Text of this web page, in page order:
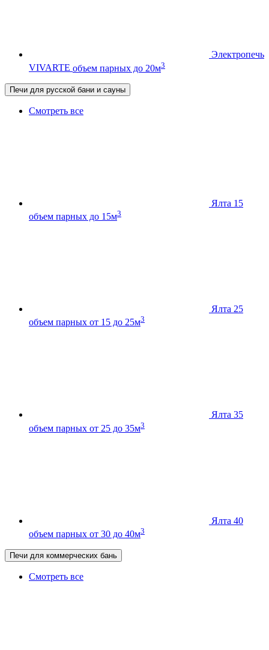
Электропечь
VIVARTE объем парных до 20м3
Печи для русской бани и сауны
Смотреть все
Ялта 15
объем парных до 15м3
Ялта 25
объем парных от 15 до 25м3
Ялта 35
объем парных от 25 до 35м3
Ялта 40
объем парных от 30 до 40м3
Печи для коммерческих бань
Смотреть все